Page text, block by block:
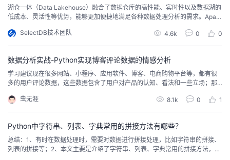
者
学
堂
我
的
课
程
我
的
认
我
的
我
支
持
的
技
术
支
我
的
云
声
湖仓一体（Data Lakehouse）融合了数据仓库的高性能、实时性以及数据湖的
低成本、灵活性等优势，能够更加便捷地满足各种数据处理分析的需求。Apac
我们将通过一系列文章介绍 Apache Doris 与各类主流数据湖格式及存储系统的
湖仓一体架构搭建指南，包括 Hudi、Paimon、Iceberg、OSS、D...
SelectDB技术团队 4.6k 0 0
数据分析实战-Python实现博客评论数据的情感分析
学习建议现在很多网站、小程序、应用软件、博客、电商购物平台等，都有很
多的用户评论数据，这些数据包含了用户对产品的认知、看法和一些立场；那
进一步提升产品价值或用户体验；本文主要针对某个博客的评论数据进行分
析，分析用户的情感变化，包括正面的、负面的情绪变化等；学习本文建议对P
虫无涯 8.1k 0 1
Python中字符串、列表、字典常用的拼接方法有哪些？
总结：1、有时在数据处理时，需要对数据进行拼接处理，比如字符串的拼接、
列表的拼接等；2、本文主要是介绍了字符串、列表、字典常用的拼接方法，帮